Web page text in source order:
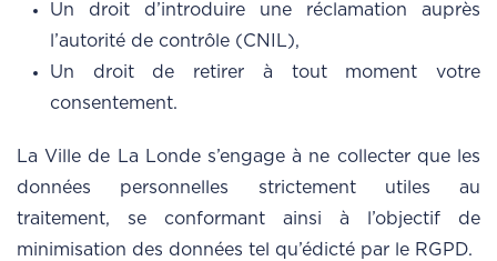
Un droit d’introduire une réclamation auprès
l’autorité de contrôle (CNIL),
Un droit de retirer à tout moment votre
consentement.
La Ville de La Londe s’engage à ne collecter que les
données personnelles strictement utiles au
traitement, se conformant ainsi à l’objectif de
minimisation des données tel qu’édicté par le RGPD.